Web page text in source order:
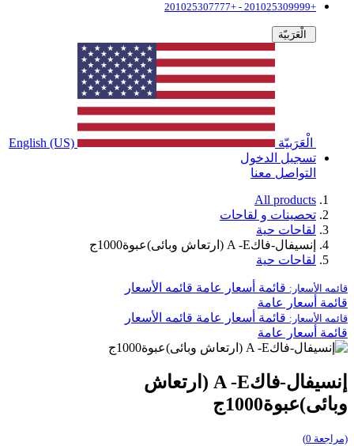
+201025309999 - +201025307777
الْعَرَبيّة
الْعَرَبيّة
English (US)
تسجيل الدخول
التواصل معنا
All products
تحصينات و لقاحات
لقاحات حية
إنسيفال-فاكA -E (ارتعاش وبائى)عبوة1000ج
لقاحات حية
قائمه الأسعار: قائمة أسعار عامة قائمه الأسعار
قائمة أسعار عامة
قائمه الأسعار: قائمة أسعار عامة قائمه الأسعار
قائمة أسعار عامة
إنسيفال-فاكA -E (ارتعاش
وبائى)عبوة1000ج
(مراجعة 0)